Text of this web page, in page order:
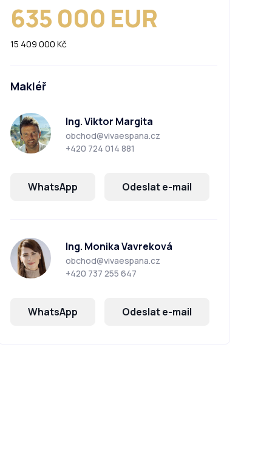
635 000 EUR
15 409 000 Kč
Makléř
Ing. Viktor Margita
obchod@vivaespana.cz
+420 724 014 881
WhatsApp Odeslat e-mail
Ing. Monika Vavreková
obchod@vivaespana.cz
+420 737 255 647
WhatsApp Odeslat e-mail